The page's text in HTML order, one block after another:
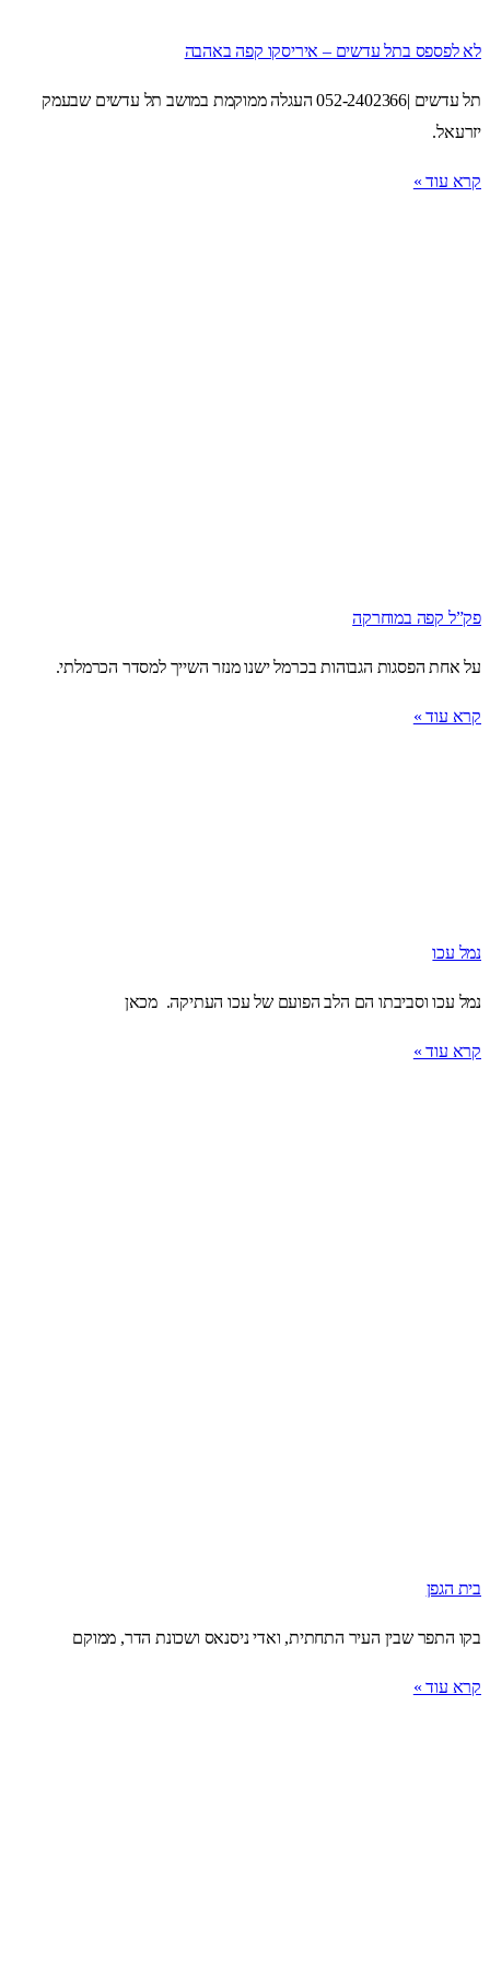
לא לפספס בתל עדשים – איריסקו קפה באהבה
תל עדשים |052-2402366 העגלה ממוקמת במושב תל עדשים שבעמק
יזרעאל.
קרא עוד »
פק”ל קפה במוחרקה
על אחת הפסגות הגבוהות בכרמל ישנו מנזר השייך למסדר הכרמלתי.
קרא עוד »
נמל עכו
נמל עכו וסביבתו הם הלב הפועם של עכו העתיקה. מכאן
קרא עוד »
בית הגפן
בקו התפר שבין העיר התחתית, ואדי ניסנאס ושכונת הדר, ממוקם
קרא עוד »